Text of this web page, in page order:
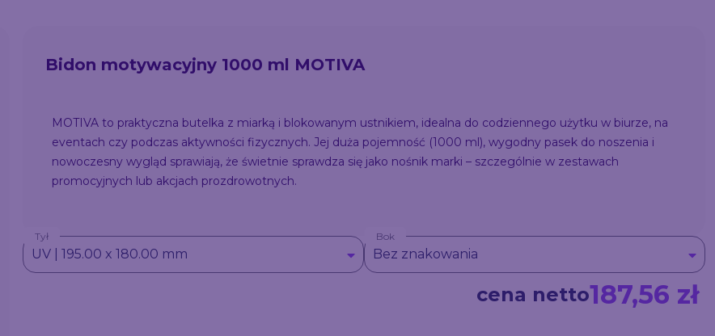
Bidon motywacyjny 1000 ml MOTIVA
MOTIVA to praktyczna butelka z miarką i blokowanym ustnikiem, idealna do codziennego użytku w biurze, na
eventach czy podczas aktywności fizycznych. Jej duża pojemność (1000 ml), wygodny pasek do noszenia i
nowoczesny wygląd sprawiają, że świetnie sprawdza się jako nośnik marki – szczególnie w zestawach
promocyjnych lub akcjach prozdrowotnych.
Tył
UV | 195.00 x 180.00 mm
Bok
Bez znakowania
cena netto187,56 zł